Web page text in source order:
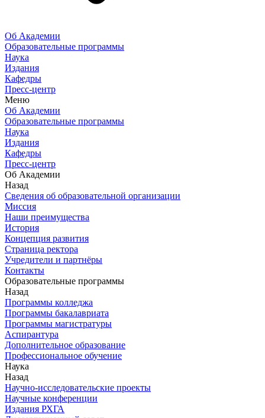
Об Академии
Образовательные программы
Наука
Издания
Кафедры
Пресс-центр
Меню
Об Академии
Образовательные программы
Наука
Издания
Кафедры
Пресс-центр
Об Академии
Назад
Сведения об образовательной организации
Миссия
Наши преимущества
История
Концепция развития
Страница ректора
Учредители и партнёры
Контакты
Образовательные программы
Назад
Программы колледжа
Программы бакалавриата
Программы магистратуры
Аспирантура
Дополнительное образование
Профессиональное обучение
Наука
Назад
Научно-исследовательские проекты
Научные конференции
Издания РХГА